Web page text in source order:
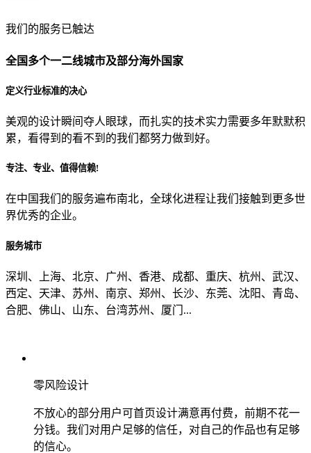
贵公司预算范围是？
贵公司的团队规模是？
目前主要的营销渠道是？
我们的服务已触达
全国多个一二线城市及部分海外国家
定义行业标准的决心
美观的设计瞬间夺人眼球，而扎实的技术实力需要多年默默积
累，看得到的看不到的我们都努力做到好。
专注、专业、值得信赖!
在中国我们的服务遍布南北，全球化进程让我们接触到更多世
界优秀的企业。
服务城市
深圳、上海、北京、广州、香港、成都、重庆、杭州、武汉、
西定、天津、苏州、南京、郑州、长沙、东莞、沈阳、青岛、
合肥、佛山、山东、台湾苏州、厦门...
零风险设计
不放心的部分用户可首页设计满意再付费，前期不花一
分钱。我们对用户足够的信任，对自己的作品也有足够
的信心。